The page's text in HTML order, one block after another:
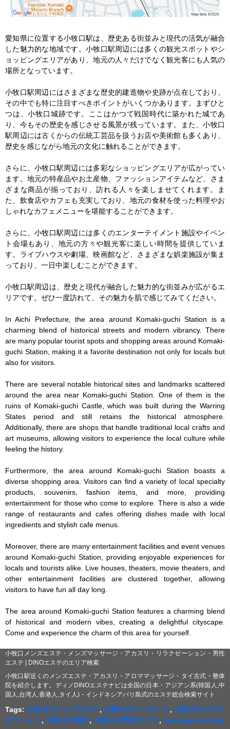
愛知県に位置する小牧口駅は、歴史ある街並みと現代の活気が融合
した魅力的な地域です。小牧口駅周辺には多くの観光スポットやシ
ョッピングエリアがあり、地元の人々だけでなく観光客にも人気の
場所となっています。
小牧口駅周辺にはさまざまな歴史的建造物や史跡が点在しており、
その中でも特に注目すべきポイントがいくつかあります。まずひと
つは、小牧口城跡です。ここはかつて戦国時代に築かれた城であ
り、今もその歴史を感じさせる風景が残っています。また、小牧口
駅周辺には古くからの伝統工芸品を扱うお店や美術館も多くあり、
歴史を感じながら地元の文化に触れることができます。
さらに、小牧口駅周辺には多彩なショッピングエリアが広がってい
ます。地元の特産品やお土産物、ファッションアイテムなど、さま
ざまな商品が揃っており、訪れる人々を楽しませてくれます。ま
た、飲食店やカフェも充実しており、地元の食材を使った料理やお
しゃれなカフェメニューを堪能することができます。
さらに、小牧口駅周辺には多くのエンターテイメント施設やイベン
ト会場もあり、地元の方々や観光客に楽しい時間を提供していま
す。ライブハウスや劇場、映画館など、さまざまな娯楽施設が集ま
っており、一日中楽しむことができます。
小牧口駅周辺は、歴史と現代が融合した魅力的な街並みが広がるエ
リアです。ぜひ一度訪れて、その魅力を肌で感じてみてください。
In Aichi Prefecture, the area around Komaki-guchi Station is a
charming blend of historical streets and modern vibrancy. There
are many popular tourist spots and shopping areas around Komaki-
guchi Station, making it a favorite destination not only for locals but
also for visitors.
There are several notable historical sites and landmarks scattered
around the area near Komaki-guchi Station. One of them is the
ruins of Komaki-guchi Castle, which was built during the Warring
States period and still retains the historical atmosphere.
Additionally, there are shops that handle traditional local crafts and
art museums, allowing visitors to experience the local culture while
feeling the history.
Furthermore, the area around Komaki-guchi Station boasts a
diverse shopping area. Visitors can find a variety of local specialty
products, souvenirs, fashion items, and more, providing
entertainment for those who come to explore. There is also a wide
range of restaurants and cafes offering dishes made with local
ingredients and stylish cafe menus.
Moreover, there are many entertainment facilities and event venues
around Komaki-guchi Station, providing enjoyable experiences for
locals and tourists alike. Live houses, theaters, movie theaters, and
other entertainment facilities are clustered together, allowing
visitors to have fun all day long.
The area around Komaki-guchi Station features a charming blend
of historical and modern vibes, creating a delightful cityscape.
Come and experience the charm of this area for yourself.
小牧口メンズエステ・メンズマッサージ・アカスリ・リラクゼーション・男性
エステ | DINOエステのエリア検索
小牧口駅近くのメンズエステ・アカスリ・アロママッサージ・タイ古式・整体
院を紹介します。ディノDINOエステナビは全国の日本・アジアン系(韓国人,中
国人,台湾人,香港人,タイ人)・インドネシアバリ島式のエステ総合検索サイト
Tags:小牧口のメンズエステ, 小牧口のマッサージ, 小牧口のリラク
ゼーション, 小牧口の指圧,小牧口の男性エステ, massage and spa